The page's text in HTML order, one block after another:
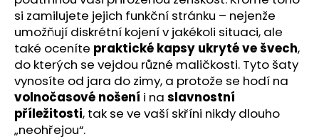
si zamilujete jejich funkční stránku – nejenže
umožňují diskrétní kojení v jakékoli situaci, ale
také oceníte praktické kapsy ukryté ve švech,
do kterých se vejdou různé maličkosti. Tyto šaty
vynosíte od jara do zimy, a protože se hodí na
volnočasové nošení i na slavnostní
příležitosti, tak se ve vaší skříni nikdy dlouho
„neohřejou“.